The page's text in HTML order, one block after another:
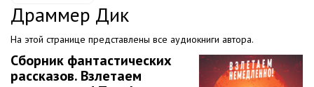
Драммер Дик
На этой странице представлены все аудиокниги автора.
Сборник фантастических
рассказов. Взлетаем